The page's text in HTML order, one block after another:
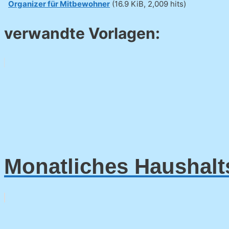
Organizer für Mitbewohner (16.9 KiB, 2,009 hits)
verwandte Vorlagen:
Monatliches